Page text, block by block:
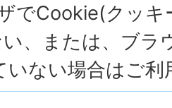
でCookie(クッキ
、または、ブラ
いない場合はご利